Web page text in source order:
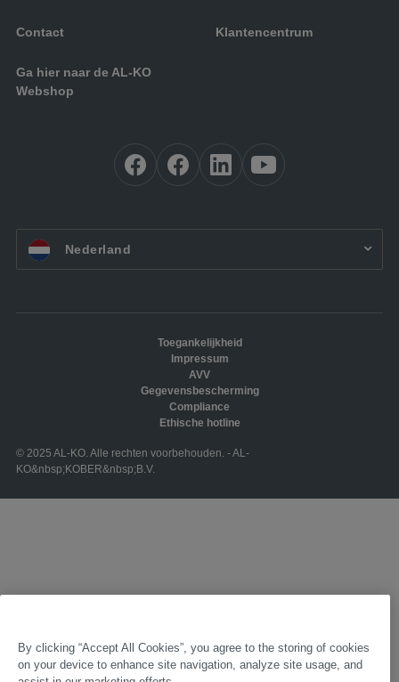
Contact Klantencentrum
Ga hier naar de AL-KO
Webshop
NL: Nederland
© 2025 AL-KO. Alle rechten voorbehouden. - AL-
KO&nbsp;KOBER&nbsp;B.V.
Toegankelijkheid
Impressum
AVV
Gegevensbescherming
Compliance
Ethische hotline
By clicking “Accept All Cookies”, you agree to the storing of cookies
on your device to enhance site navigation, analyze site usage, and